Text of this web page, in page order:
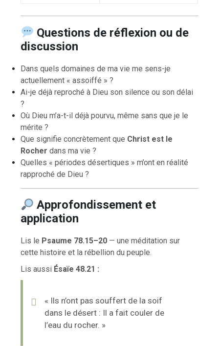
Questions de réflexion ou de
discussion
Dans quels domaines de ma vie me sens-je
actuellement « assoiffé » ?
Ai-je déjà reproché à Dieu son silence ou son délai
?
Où Dieu m’a-t-il déjà pourvu, même sans que je le
mérite ?
Que signifie concrètement que Christ est le
Rocher dans ma vie ?
Quelles « périodes désertiques » m’ont en réalité
rapproché de Dieu ?
Approfondissement et
application
Lis le Psaume 78.15–20 — une méditation sur
cette histoire et la rébellion du peuple.
Lis aussi Ésaïe 48.21 :
« Ils n’ont pas souffert de la soif
dans le désert : Il a fait couler de
l’eau du rocher. »